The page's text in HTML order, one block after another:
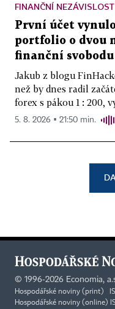
FINANČNÍ NEZÁVISLOST
První účet
portfolio o dvou
finanční svobodu
Jakub z blogu
než by dnes radil
forex s pákou 1 : 200,
5. 8. 2026 ▪ 21:50 min.
© 1996-2026 Economia,
Hospodářské noviny (print)
Hospodářské noviny (online)